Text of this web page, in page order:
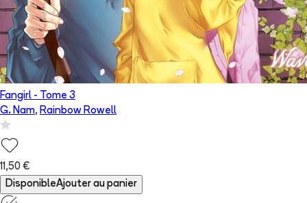
Fangirl - Tome 3
G. Nam, Rainbow Rowell
11,50 €
DisponibleAjouter au panier